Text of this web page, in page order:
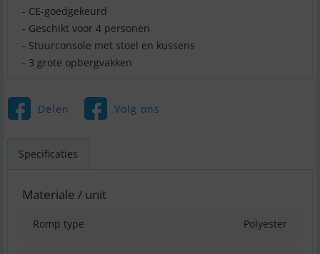
- CE-goedgekeurd
- Geschikt voor 4 personen
- Stuurconsole met stoel en kussens
- 3 grote opbergvakken
Delen Volg ons
Specificaties
Materiale / unit
Romp type Polyester